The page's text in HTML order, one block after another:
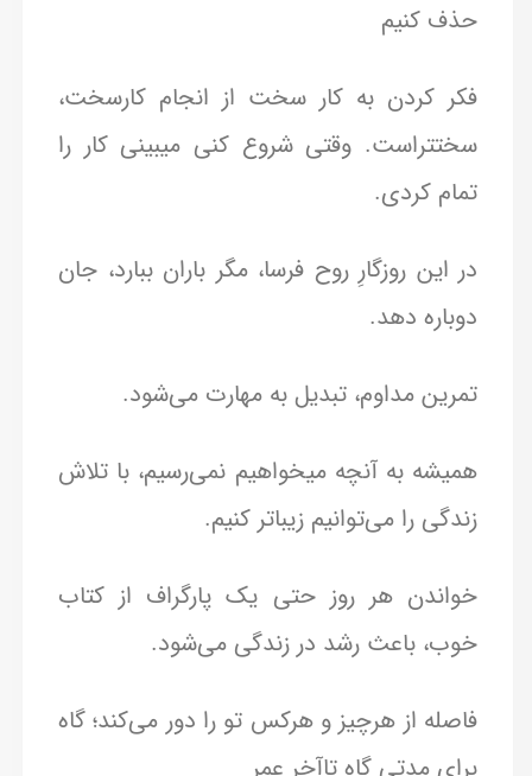
حذف کنیم
فکر کردن به کار سخت از انجام کارسخت،
سختتراست. وقتی شروع کنی میبینی کار را
تمام کردی.
در این روزگارِ روح فرسا، مگر باران ببارد، جان
دوباره دهد.
تمرین مداوم، تبدیل به مهارت می‌شود.
همیشه به آنچه میخواهیم نمی‌رسیم، با تلاش
زندگی را می‌توانیم زیباتر کنیم.
خواندن هر روز حتی یک پارگراف از کتاب
خوب، باعث رشد در زندگی می‌شود.
فاصله از هرچیز و هرکس تو را دور می‌کند؛ گاه